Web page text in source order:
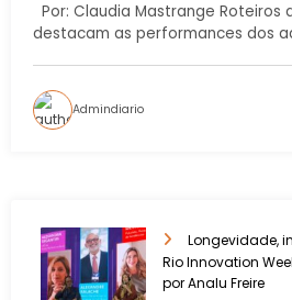
Por: Claudia Mastrange Roteiros
destacam as performances dos
Admindiario
Longevidade,
Rio Innovation
por Analu Freire